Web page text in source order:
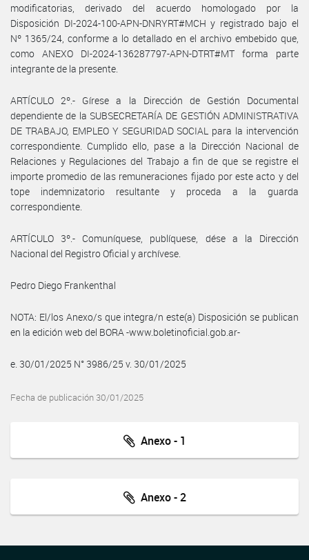
modificatorias, derivado del acuerdo homologado por la
Disposición DI-2024-100-APN-DNRYRT#MCH y registrado bajo el
Nº 1365/24, conforme a lo detallado en el archivo embebido que,
como ANEXO DI-2024-136287797-APN-DTRT#MT forma parte
integrante de la presente.
ARTÍCULO 2º.- Gírese a la Dirección de Gestión Documental
dependiente de la SUBSECRETARÍA DE GESTIÓN ADMINISTRATIVA
DE TRABAJO, EMPLEO Y SEGURIDAD SOCIAL para la intervención
correspondiente. Cumplido ello, pase a la Dirección Nacional de
Relaciones y Regulaciones del Trabajo a fin de que se registre el
importe promedio de las remuneraciones fijado por este acto y del
tope indemnizatorio resultante y proceda a la guarda
correspondiente.
ARTÍCULO 3º.- Comuníquese, publíquese, dése a la Dirección
Nacional del Registro Oficial y archívese.
Pedro Diego Frankenthal
NOTA: El/los Anexo/s que integra/n este(a) Disposición se publican
en la edición web del BORA -www.boletinoficial.gob.ar-
e. 30/01/2025 N° 3986/25 v. 30/01/2025
Fecha de publicación 30/01/2025
Anexo - 1
Anexo - 2